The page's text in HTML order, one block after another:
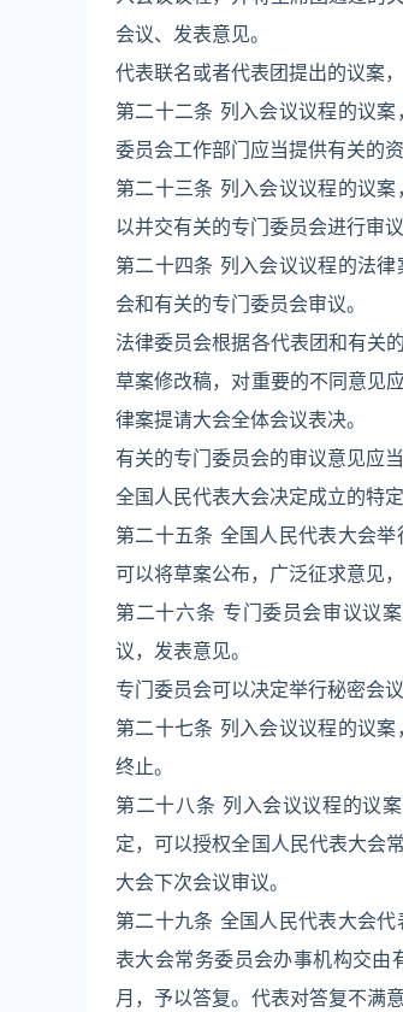
会议、发表意见。
代表联名或者代表团提出的议案
第二十二条 列入会议议程的议
委员会工作部门应当提供有关的资
第二十三条 列入会议议程的议
以并交有关的专门委员会进行审
第二十四条 列入会议议程的法
会和有关的专门委员会审议。
法律委员会根据各代表团和有关
草案修改稿，对重要的不同意见
律案提请大会全体会议表决。
有关的专门委员会的审议意见应当
全国人民代表大会决定成立的特
第二十五条 全国人民代表大会
可以将草案公布，广泛征求意见
第二十六条 专门委员会审议议
议，发表意见。
专门委员会可以决定举行秘密会议
第二十七条 列入会议议程的议
终止。
第二十八条 列入会议议程的议
定，可以授权全国人民代表大会
大会下次会议审议。
第二十九条 全国人民代表大会
表大会常务委员会办事机构交由
月，予以答复。代表对答复不满